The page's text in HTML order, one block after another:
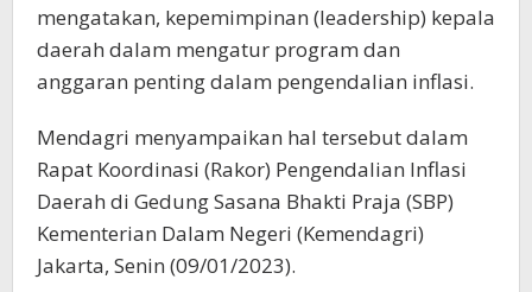
mengatakan, kepemimpinan (leadership) kepala
daerah dalam mengatur program dan
anggaran penting dalam pengendalian inflasi.
Mendagri menyampaikan hal tersebut dalam
Rapat Koordinasi (Rakor) Pengendalian Inflasi
Daerah di Gedung Sasana Bhakti Praja (SBP)
Kementerian Dalam Negeri (Kemendagri)
Jakarta, Senin (09/01/2023).